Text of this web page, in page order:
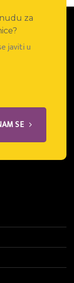
za
javiti u
SE